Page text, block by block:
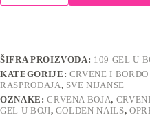
boji
-
količina
ŠIFRA PROIZVODA: 109 GEL U
KATEGORIJE: CRVENE I
RASPRODAJA, SVE NIJANSE
OZNAKE:CRVENA BOJA,
GEL U BOJI, GOLDEN NAILS,